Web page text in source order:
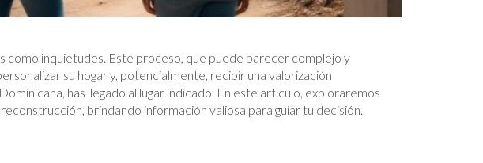
inquietudes. Este proceso, que puede parecer complejo y
su hogar y, potencialmente, recibir una valorización
has llegado al lugar indicado. En este artículo, exploraremos
brindando información valiosa para guiar tu decisión.